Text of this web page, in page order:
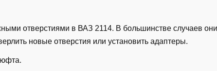
отверстиями в ВАЗ 2114. В большинстве случаев они
новые отверстия или установить адаптеры.